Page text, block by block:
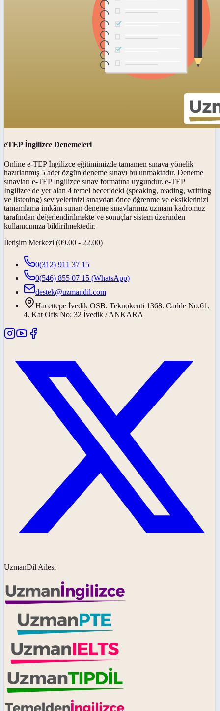
eTEP İngilizce Denemeleri
Online e-TEP İngilizce eğitimimizde tamamen sınava yönelik
hazırlanmış 5 adet özgün deneme sınavı bulunmaktadır. Deneme
sınavları e-TEP İngilizce sınav formatına uygundur. e-TEP
İngilizce'de yer alan 4 temel becerideki (speaking, reading, writting
ve listening) seviyelerinizi sınavdan önce öğrenme ve eksiklerinizi
tamamlama imkânı sunan deneme sınavlarımız uzmanı kadromuz
tarafından değerlendirilmekte ve sonuçlar sistem üzerinden
kullanıcımıza bildirilmektedir.
İletişim Merkezi (09.00 - 22.00)
0(312) 911 37 15
0(546) 855 07 15 (WhatsApp)
destek@uzmandil.com
Hacettepe İvedik OSB. Teknokenti 1368. Cadde No.61,
4. Kat Ofis No: 32 İvedik / ANKARA
UzmanDil Ailesi